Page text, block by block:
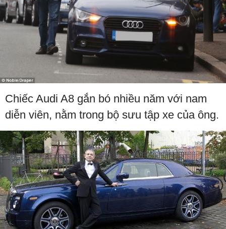
Chiếc Audi A8 gắn bó nhiều năm với nam
diễn viên, nằm trong bộ sưu tập xe của ông.